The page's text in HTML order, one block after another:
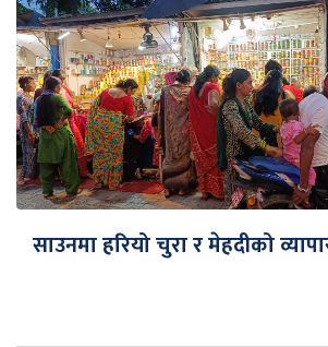
साउनमा हरियो चुरा र मेहदीको